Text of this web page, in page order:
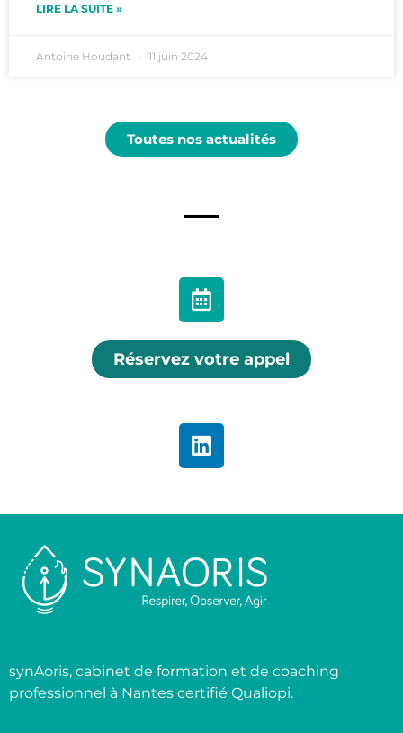
LIRE LA SUITE »
Antoine Houdant 11 juin 2024
Toutes nos actualités
Réservez votre appel
synAoris, cabinet de formation et de coaching
professionnel à Nantes certifié Qualiopi.